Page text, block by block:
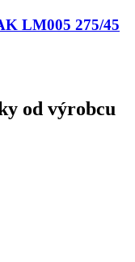
LM005 275/45
od výrobcu